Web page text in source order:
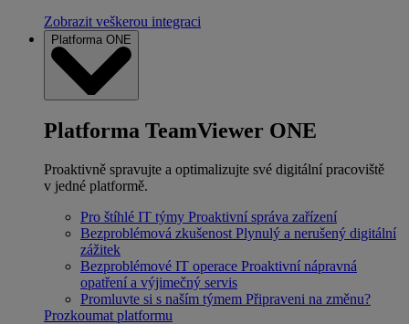
Zobrazit veškerou integraci
Platforma ONE
Platforma TeamViewer ONE
Proaktivně spravujte a optimalizujte své digitální pracoviště
v jedné platformě.
Pro štíhlé IT týmy Proaktivní správa zařízení
Bezproblémová zkušenost Plynulý a nerušený digitální
zážitek
Bezproblémové IT operace Proaktivní nápravná
opatření a výjimečný servis
Promluvte si s naším týmem Připraveni na změnu?
Prozkoumat platformu